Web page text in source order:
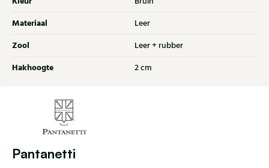
Materiaal Leer
Zool Leer + rubber
Hakhoogte 2 cm
Pantanetti